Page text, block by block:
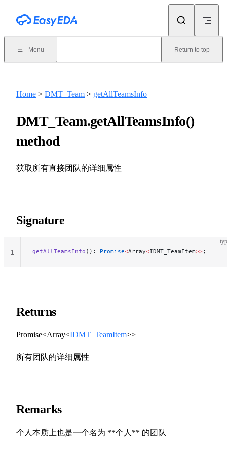
Menu Return to top
Home > DMT_Team > getAllTeamsInfo
DMT_Team.getAllTeamsInfo()
method
获取所有直接团队的详细属性
Signature
getAllTeamsInfo (): Promise<Array<IDMT_TeamItem>>;
1
Returns
Promise<Array<IDMT_TeamItem>>
所有团队的详细属性
Remarks
个人本质上也是一个名为 **个人** 的团队